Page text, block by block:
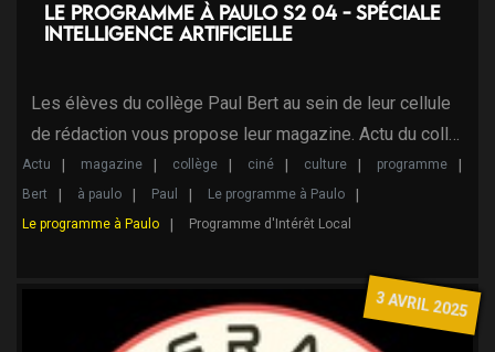
Le programme à Paulo s2 04 - Spéciale
intelligence artificielle
Les élèves du collège Paul Bert au sein de leur cellule
de rédaction vous propose leur magazine. Actu du coll…
Actu magazine collège ciné culture
programme
Bert
à paulo Paul
Le programme à Paulo
Le programme à Paulo
Programme d'Intérêt Local
3 AVRIL 2025